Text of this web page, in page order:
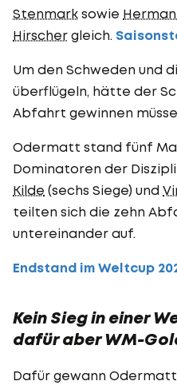
Stenmark sowie
Hirscher gleich.
Um den Schweden und
überflügeln, hätte der
Abfahrt gewinnen
Odermatt stand fünf
Dominatoren der
Kilde (sechs Siege) und
teilten sich die zehn
untereinander auf.
Endstand im Weltcup
Kein Sieg in einer
dafür aber WM-
Dafür gewann